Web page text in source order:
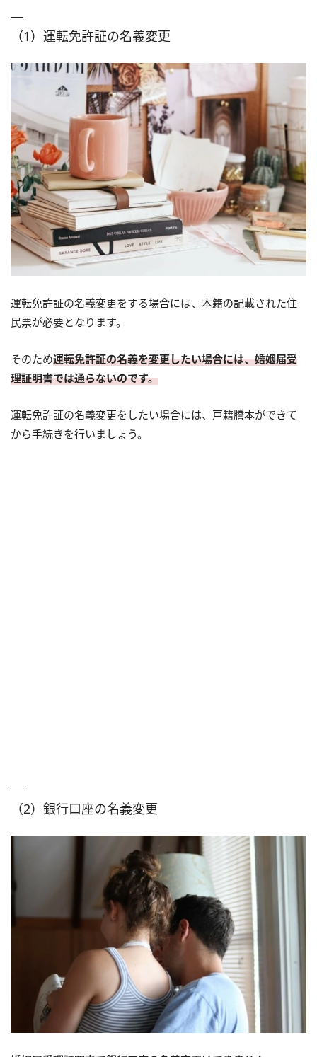
（1）運転免許証の名義変更
運転免許証の名義変更をする場合には、本籍の記載された住
民票が必要となります。
そのため運転免許証の名義を変更したい場合には、婚姻届受
理証明書では通らないのです。
運転免許証の名義変更をしたい場合には、戸籍謄本ができて
から手続きを行いましょう。
（2）銀行口座の名義変更